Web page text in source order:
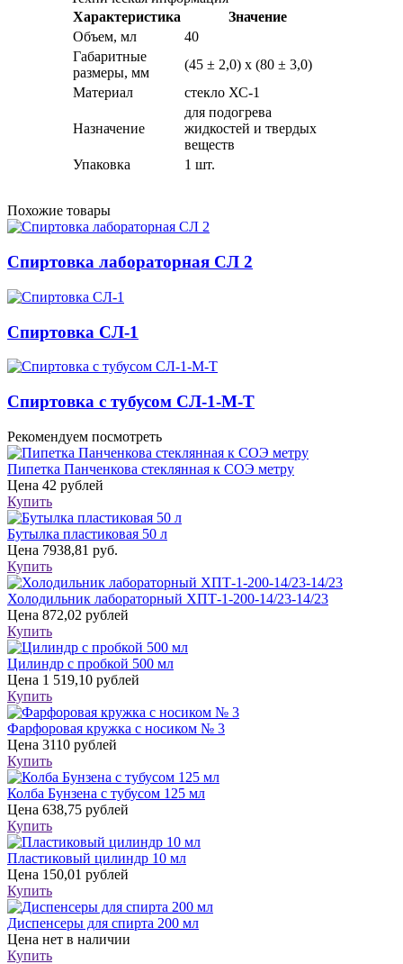
Характеристика
Значение
Объем, мл
40
Габаритные
размеры, мм
(45 ± 2,0) х (80 ± 3,0)
Материал
стекло ХС-1
Назначение
для подогрева
жидкостей и твердых
веществ
Упаковка
1 шт.
Похожие товары
Спиртовка лабораторная СЛ 2
Спиртовка СЛ-1
Спиртовка с тубусом СЛ-1-М-Т
Рекомендуем посмотреть
Пипетка Панченкова стеклянная к СОЭ метру
Цена 42 рублей
Купить
Бутылка пластиковая 50 л
Цена 7938,81 руб.
Купить
Холодильник лабораторный ХПТ-1-200-14/23-14/23
Цена 872,02 рублей
Купить
Цилиндр с пробкой 500 мл
Цена 1 519,10 рублей
Купить
Фарфоровая кружка с носиком № 3
Цена 3110 рублей
Купить
Колба Бунзена с тубусом 125 мл
Цена 638,75 рублей
Купить
Пластиковый цилиндр 10 мл
Цена 150,01 рублей
Купить
Диспенсеры для спирта 200 мл
Цена нет в наличии
Купить